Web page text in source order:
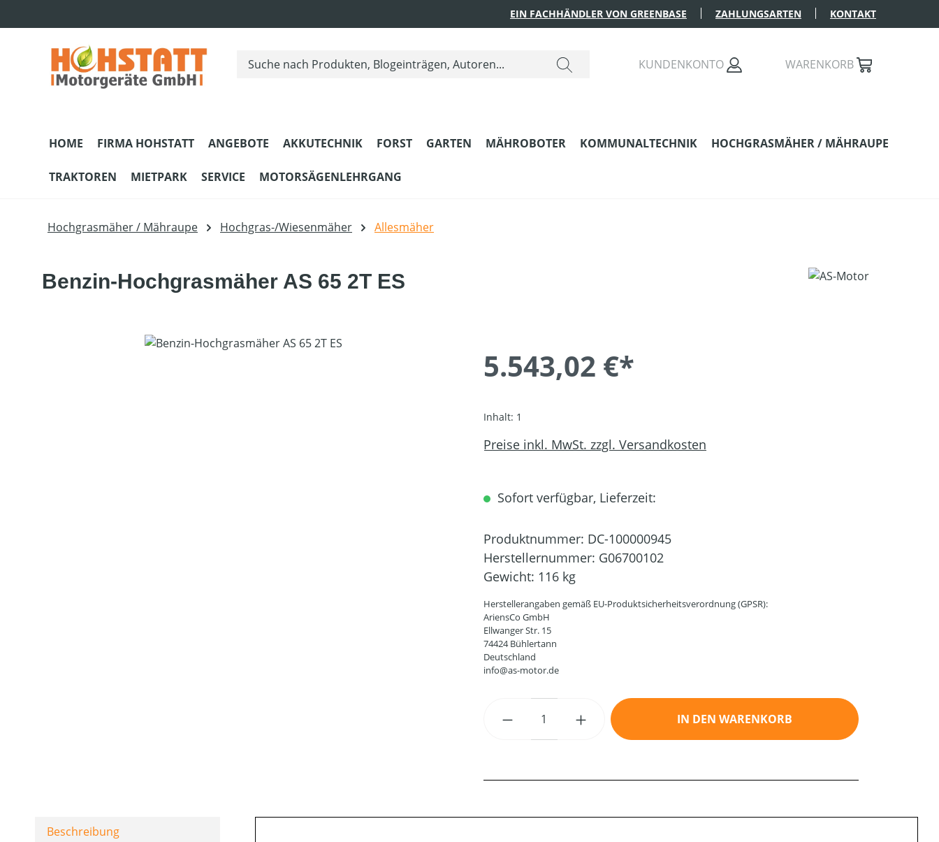
EIN FACHHÄNDLER VON GREENBASE ZAHLUNGSARTEN KONTAKT
KUNDENKONTO WARENKORB
HOME FIRMA HOHSTATT ANGEBOTE AKKUTECHNIK FORST GARTEN MÄHROBOTER KOMMUNALTECHNIK HOCHGRASMÄHER / MÄHRAUPE
TRAKTOREN MIETPARK SERVICE MOTORSÄGENLEHRGANG
Hochgrasmäher / Mähraupe Hochgras-/Wiesenmäher Allesmäher
Benzin-Hochgrasmäher AS 65 2T ES
Bildergalerie überspringen
5.543,02 €*
Inhalt: 1
Preise inkl. MwSt. zzgl. Versandkosten
Sofort verfügbar, Lieferzeit:
Produktnummer: DC-100000945
Herstellernummer: G06700102
Gewicht: 116 kg
Herstellerangaben gemäß EU-Produktsicherheitsverordnung (GPSR):
AriensCo GmbH
Ellwanger Str. 15
74424 Bühlertann
Deutschland
info@as-motor.de
Produkt Anzahl: Gib den gewünschten Wert ein oder
IN DEN WARENKORB
Beschreibung